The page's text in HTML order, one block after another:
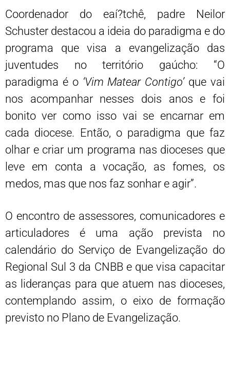
Coordenador do eaí?tchê, padre Neilor
Schuster destacou a ideia do paradigma e do
programa que visa a evangelização das
juventudes no território gaúcho: “O
paradigma é o ‘Vim Matear Contigo’que vai
nos acompanhar nesses dois anos e foi
bonito ver como isso vai se encarnar em
cada diocese. Então, o paradigma que faz
olhar e criar um programa nas dioceses que
leve em conta a vocação, as fomes, os
medos, mas que nos faz sonhar e agir”.
O encontro de assessores, comunicadores e
articuladores é uma ação prevista no
calendário do Serviço de Evangelização do
Regional Sul 3 da CNBB e que visa capacitar
as lideranças para que atuem nas dioceses,
contemplando assim, o eixo de formação
previsto no Plano de Evangelização.